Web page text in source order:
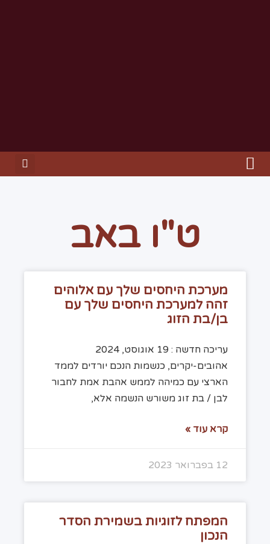
ט"ו באב
מערכת היחסים שלך עם אלוהים
זהה למערכת היחסים שלך עם
בן/בת הזוג
עריכה חדשה : 19 אוגוסט, 2024
אהובים-יקרים, כנשמות הנכם יורדים לממד
הארצי עם כמיהה לממש אהבת אמת לחבור
לבן / בת זוג משורש הנשמה אלא,
קרא עוד »
12 בפברואר 2023
המפתח לזוגיות בשמירת הסדר
הנכון